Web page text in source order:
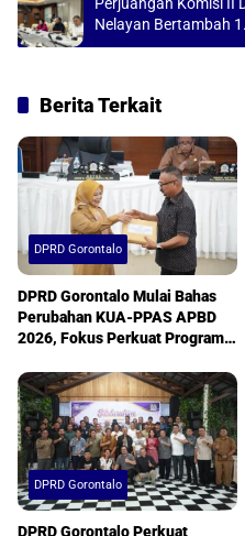
Nelayan Bertambah
Berita Terkait
DPRD Gorontalo
DPRD Gorontalo Mulai Bahas
Perubahan KUA-PPAS APBD
2026, Fokus Perkuat Program
DPRD Gorontalo
DPRD Gorontalo Perkuat